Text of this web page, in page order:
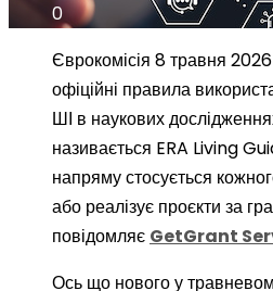
0
Єврокомісія 8 травня
офіційні правила
ШІ в наукових
називається ERA Living
напряму стосується
або реалізує проєкти за
повідомляє GetGrant
Ось що нового у